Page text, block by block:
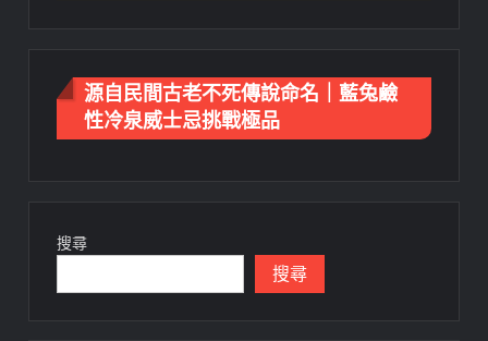
源自民間古老不死傳說命名｜藍兔鹼
性冷泉威士忌挑戰極品
搜尋
搜尋